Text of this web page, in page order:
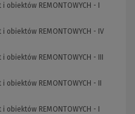
REMONTOWYCH - I
REMONTOWYCH - IV
REMONTOWYCH - III
REMONTOWYCH - II
REMONTOWYCH - I